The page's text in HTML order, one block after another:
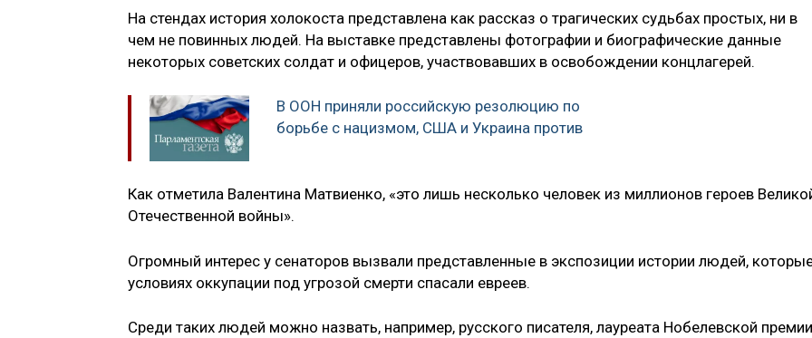
На стендах история холокоста представлена как рассказ о трагических судьбах простых, ни в
чем не повинных людей. На выставке представлены фотографии и биографические данные
некоторых советских солдат и офицеров, участвовавших в освобождении концлагерей.
В ООН приняли российскую резолюцию по
борьбе с нацизмом, США и Украина против
Как отметила Валентина Матвиенко, «это лишь несколько человек из миллионов героев
Отечественной войны».
Огромный интерес у сенаторов вызвали представленные в экспозиции истории людей,
условиях оккупации под угрозой смерти спасали евреев.
Среди таких людей можно назвать, например, русского писателя, лауреата Нобелевской премии